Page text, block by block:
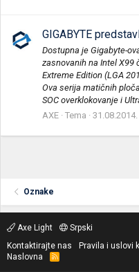
GIGABYTE
Dostupna je Gigabyte-
zasnovanih na Intel X99
Extreme Edition (LGA
Ova serija matičnih
SOC overklokovanje i
AXE Tema 31.08.2014.
Oznake
Axe Light
Srpski
Kontaktirajte nas
Pravila i uslovi
Naslovna
R